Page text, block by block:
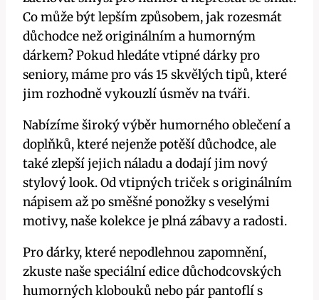
Co může být lepším způsobem, jak rozesmát
důchodce než originálním a humorným
dárkem? Pokud hledáte vtipné dárky pro
seniory, máme pro vás 15 skvělých tipů, které
jim rozhodně vykouzlí úsměv na tváři.
Nabízíme široký výběr humorného oblečení a
doplňků, které nejenže potěší důchodce, ale
také zlepší jejich náladu a dodají jim nový
stylový look. Od vtipných triček s originálním
nápisem až po směšné ponožky s veselými
motivy, naše kolekce je plná zábavy a radosti.
Pro dárky, které nepodlehnou zapomnění,
zkuste naše speciální edice důchodcovských
humorných klobouků nebo pár pantoflí s